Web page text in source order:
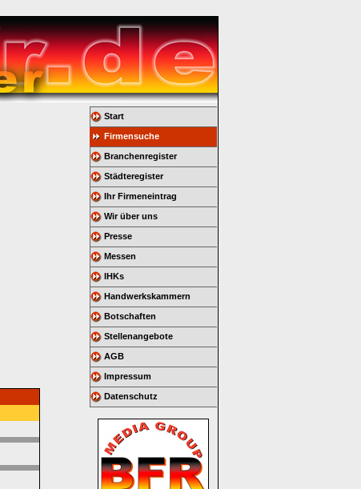
Start
Firmensuche
Branchenregister
Städteregister
Ihr Firmeneintrag
Wir über uns
Presse
Messen
IHKs
Handwerkskammern
Botschaften
Stellenangebote
AGB
Impressum
Datenschutz